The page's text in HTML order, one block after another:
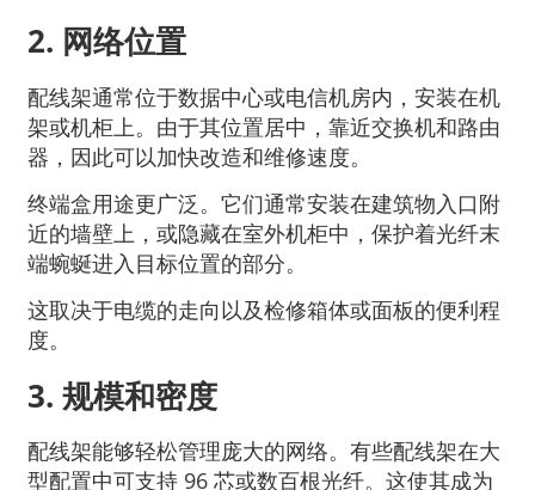
2. 网络位置
配线架通常位于数据中心或电信机房内，安装在机
架或机柜上。由于其位置居中，靠近交换机和路由
器，因此可以加快改造和维修速度。
终端盒用途更广泛。它们通常安装在建筑物入口附
近的墙壁上，或隐藏在室外机柜中，保护着光纤末
端蜿蜒进入目标位置的部分。
这取决于电缆的走向以及检修箱体或面板的便利程
度。
3. 规模和密度
配线架能够轻松管理庞大的网络。有些配线架在大
型配置中可支持 96 芯或数百根光纤。这使其成为